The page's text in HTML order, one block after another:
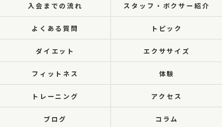
入会までの流れ スタッフ・ボクサー紹介
よくある質問 トピック
ダイエット エクササイズ
フィットネス 体験
トレーニング アクセス
ブログ コラム